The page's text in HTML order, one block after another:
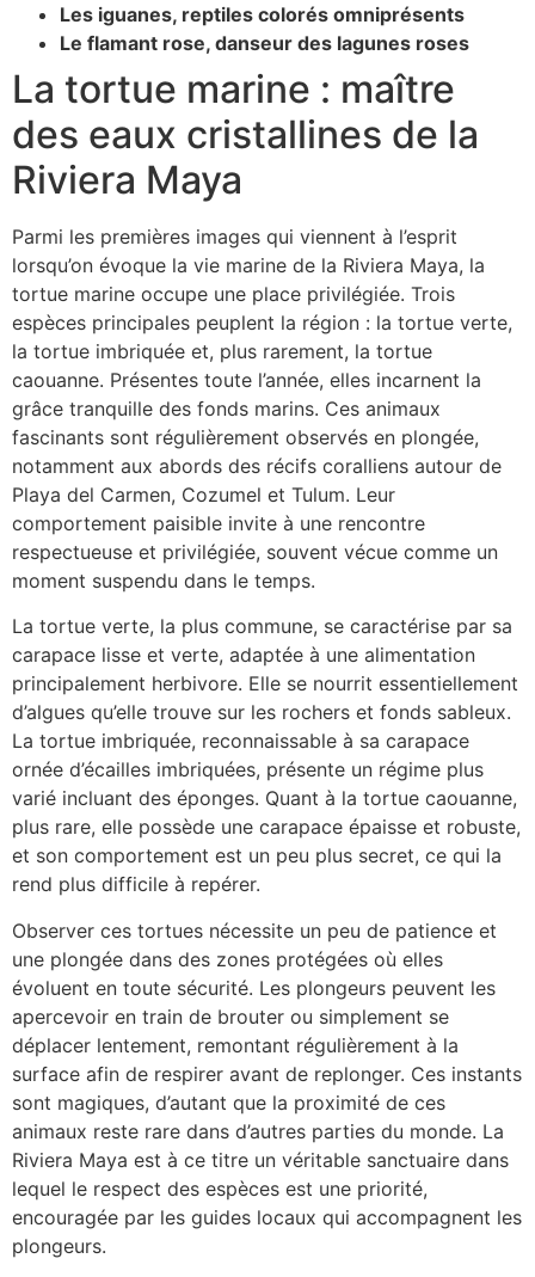
Les iguanes, reptiles colorés omniprésents
Le flamant rose, danseur des lagunes roses
La tortue marine : maître
des eaux cristallines de la
Riviera Maya
Parmi les premières images qui viennent à l’esprit
lorsqu’on évoque la vie marine de la Riviera Maya, la
tortue marine occupe une place privilégiée. Trois
espèces principales peuplent la région : la tortue verte,
la tortue imbriquée et, plus rarement, la tortue
caouanne. Présentes toute l’année, elles incarnent la
grâce tranquille des fonds marins. Ces animaux
fascinants sont régulièrement observés en plongée,
notamment aux abords des récifs coralliens autour de
Playa del Carmen, Cozumel et Tulum. Leur
comportement paisible invite à une rencontre
respectueuse et privilégiée, souvent vécue comme un
moment suspendu dans le temps.
La tortue verte, la plus commune, se caractérise par sa
carapace lisse et verte, adaptée à une alimentation
principalement herbivore. Elle se nourrit essentiellement
d’algues qu’elle trouve sur les rochers et fonds sableux.
La tortue imbriquée, reconnaissable à sa carapace
ornée d’écailles imbriquées, présente un régime plus
varié incluant des éponges. Quant à la tortue caouanne,
plus rare, elle possède une carapace épaisse et robuste,
et son comportement est un peu plus secret, ce qui la
rend plus difficile à repérer.
Observer ces tortues nécessite un peu de patience et
une plongée dans des zones protégées où elles
évoluent en toute sécurité. Les plongeurs peuvent les
apercevoir en train de brouter ou simplement se
déplacer lentement, remontant régulièrement à la
surface afin de respirer avant de replonger. Ces instants
sont magiques, d’autant que la proximité de ces
animaux reste rare dans d’autres parties du monde. La
Riviera Maya est à ce titre un véritable sanctuaire dans
lequel le respect des espèces est une priorité,
encouragée par les guides locaux qui accompagnent les
plongeurs.